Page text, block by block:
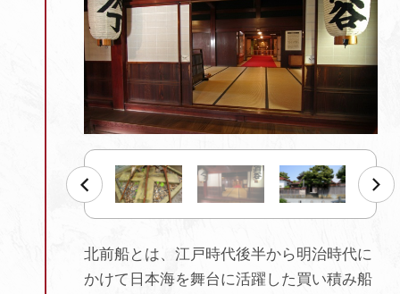
北前船とは、江戸時代後半から明治時代に
かけて日本海を舞台に活躍した買い積み船